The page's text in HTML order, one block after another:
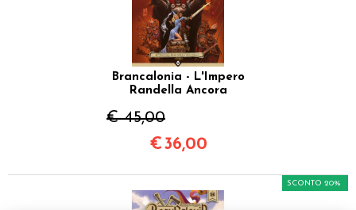
Brancalonia - L'Impero
Randella Ancora
€ 45,00
€36,00
SCONTO 20%